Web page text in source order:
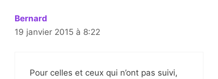
Bernard
19 janvier 2015 à 8:22
Pour celles et ceux qui n’ont pas suivi,